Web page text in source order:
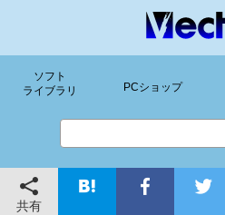
ソフト
ライブラリ
PCショップ
共有